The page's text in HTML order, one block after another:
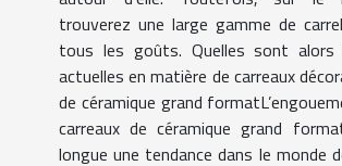
trouverez une large gamme de
tous les goûts. Quelles sont alors
actuelles en matière de carreaux
de céramique grand
carreaux de céramique grand
longue une tendance dans le monde